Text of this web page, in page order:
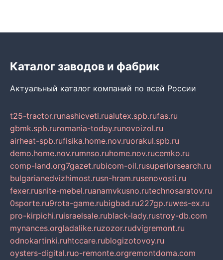
Каталог заводов и фабрик
Актуальный каталог компаний по всей России
t25-tractor.runashicveti.rualutex.spb.rufas.ru
gbmk.spb.ruromania-today.runovoizol.ru
airheat-spb.rufisika.home.nov.ruorakul.spb.ru
demo.home.nov.rumnso.ruhome.nov.rucemko.ru
comp-land.org7gazet.rubicom-oil.rusuperiorsearch.ru
bulgarianedvizhimost.rusn-hram.rusenovosti.ru
fexer.rusnite-mebel.ruanamvkusno.rutechnosaratov.ru
0sporte.ru9rota-game.rubigbad.ru227gp.ruwes-ex.ru
pro-kirpichi.ruisraelsale.rublack-lady.rustroy-db.com
mynances.orgladalike.ruzozor.rudvigremont.ru
odnokartinki.ruhtccare.rublogizotovoy.ru
oysters-digital.ruo-remonte.orgremontdoma.com